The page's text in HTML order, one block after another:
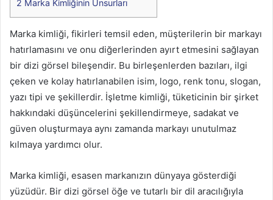
2 Marka Kimliğinin Unsurları
Marka kimliği, fikirleri temsil eden, müşterilerin bir markayı
hatırlamasını ve onu diğerlerinden ayırt etmesini sağlayan
bir dizi görsel bileşendir. Bu birleşenlerden bazıları, ilgi
çeken ve kolay hatırlanabilen isim, logo, renk tonu, slogan,
yazı tipi ve şekillerdir. İşletme kimliği, tüketicinin bir şirket
hakkındaki düşüncelerini şekillendirmeye, sadakat ve
güven oluşturmaya aynı zamanda markayı unutulmaz
kılmaya yardımcı olur.
Marka kimliği, esasen markanızın dünyaya gösterdiği
yüzüdür. Bir dizi görsel öğe ve tutarlı bir dil aracılığıyla